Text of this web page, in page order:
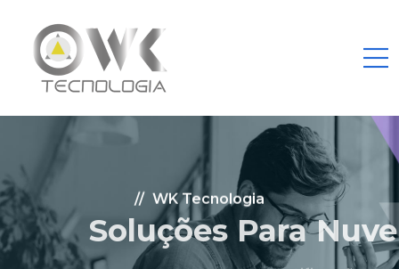
WK Tecnologia
Soluções Para Nuvem.